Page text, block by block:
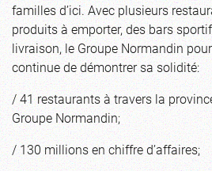
familles d’ici. Avec plusieurs
produits à emporter, des bars
livraison, le Groupe Normandin
continue de démontrer sa solidité:
/ 41 restaurants à travers la
Groupe Normandin;
/ 130 millions en chiffre d’affaires;